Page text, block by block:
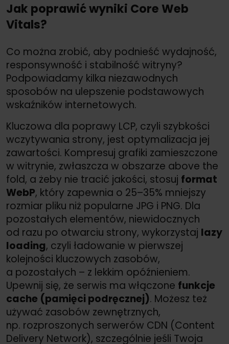
Jak poprawić wyniki Core Web
Vitals?
Co można zrobić, aby podnieść wydajność,
responsywność i stabilność witryny?
Podpowiadamy kilka niezawodnych
sposobów na ulepszenie podstawowych
wskaźników internetowych.
Kluczowa dla poprawy LCP, czyli szybkości
wczytywania strony, jest optymalizacja jej
zawartości. Kompresuj grafiki zamieszczone
w witrynie, zwłaszcza w obszarze above the
fold, a żeby nie tracić jakości, stosuj format
WebP, który zapewnia o 25–35% mniejszy
rozmiar pliku niż popularne JPG i PNG. Dla
pozostałych elementów, niewidocznych
od razu po otwarciu strony, wykorzystaj lazy
loading, czyli ładowanie w pierwszej
kolejności kluczowych zasobów,
a pozostałych – z lekkim opóźnieniem.
Upewnij się, że serwis ma włączone funkcje
cache (pamięci podręcznej). Możesz też
używać zasobów zewnętrznych,
np. rozproszonych serwerów CDN (Content
Delivery Network), szczególnie jeśli Twoja